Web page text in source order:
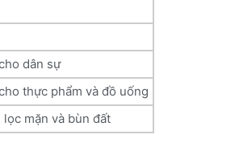
dân sự
thực phẩm và đồ uống
mặn và bùn đất